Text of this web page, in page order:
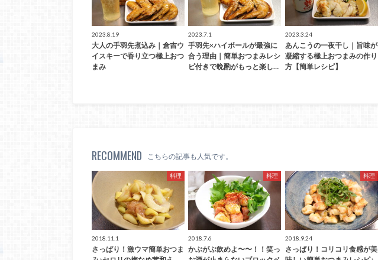
2023.8.19
大人の手羽先煮込み｜倉吉ウ
イスキーで香り立つ極上おつ
まみ
2023.7.1
手羽先×ハイボールが最強に
合う理由｜簡単おつまみレシ
ピ付きで晩酌がもっと楽し…
2023.3.24
あんこうの一夜干し｜旨味が
凝縮する極上おつまみの作り
方【簡単レシピ】
RECOMMEND こちらの記事も人気です。
料理
2018.11.1
さっぱり！激ウマ簡単おつま
料理
2018.7.6
かぶがぶ飲めよ〜〜！！笑っ
料理
2018.9.24
さっぱり！コリコリ食感が美